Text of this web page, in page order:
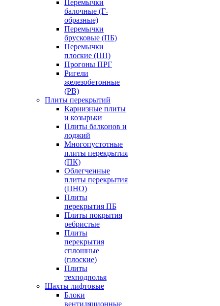
Перемычки
балочные (Г-
образные)
Перемычки
брусковые (ПБ)
Перемычки
плоские (ПП)
Прогоны ПРГ
Ригели
железобетонные
(РВ)
Плиты перекрытий
Карнизные плиты
и козырьки
Плиты балконов и
лоджий
Многопустотные
плиты перекрытия
(ПК)
Облегченные
плиты перекрытия
(ПНО)
Плиты
перекрытия ПБ
Плиты покрытия
ребристые
Плиты
перекрытия
сплошные
(плоские)
Плиты
техподполья
Шахты лифтовые
Блоки
вентиляционные